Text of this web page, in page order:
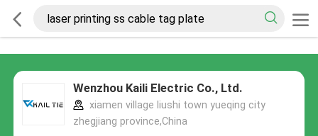
Wenzhou Kaili Electric Co., Ltd.
xiamen village liushi town yueqing city
zhegjiang province,China